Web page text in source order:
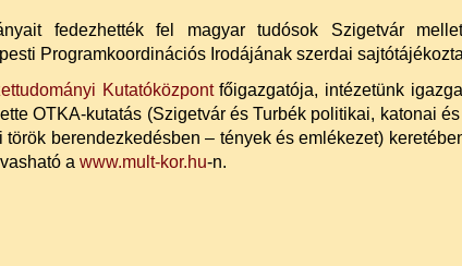
fedezhették fel magyar tudósok Szigetvár
Programkoordinációs Irodájának szerdai
Kutatóközpontfőigazgatója, intézetünk
OTKA-kutatás (Szigetvár és Turbék politikai, katonai
berendezkedésben – tények és emlékezet)
a www.mult-kor.hu-n.